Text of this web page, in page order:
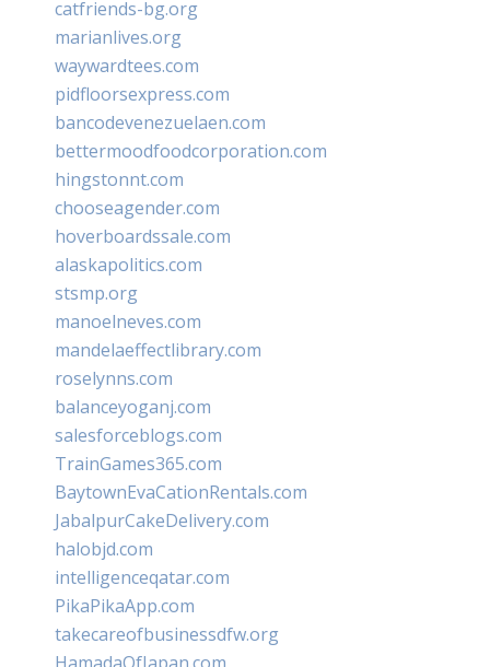
catfriends-bg.org
marianlives.org
waywardtees.com
pidfloorsexpress.com
bancodevenezuelaen.com
bettermoodfoodcorporation.com
hingstonnt.com
chooseagender.com
hoverboardssale.com
alaskapolitics.com
stsmp.org
manoelneves.com
mandelaeffectlibrary.com
roselynns.com
balanceyoganj.com
salesforceblogs.com
TrainGames365.com
BaytownEvaCationRentals.com
JabalpurCakeDelivery.com
halobjd.com
intelligenceqatar.com
PikaPikaApp.com
takecareofbusinessdfw.org